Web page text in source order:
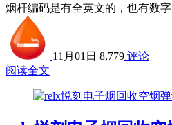
烟杆编码是有全英文的，也有数
11月01日 8,779 评论
阅读全文